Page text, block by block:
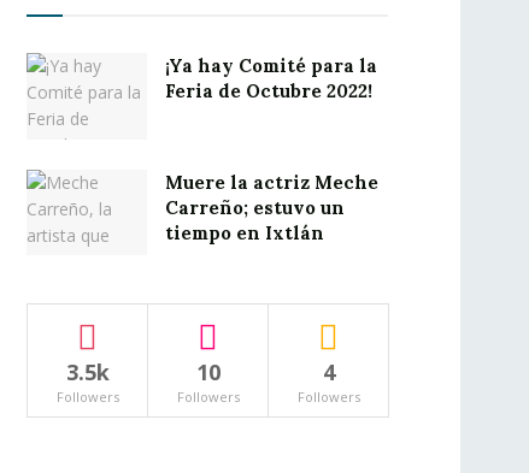
¡Ya hay Comité para la
Feria de Octubre 2022!
Muere la actriz Meche
Carreño; estuvo un
tiempo en Ixtlán
3.5k
Followers
10
Followers
4
Followers